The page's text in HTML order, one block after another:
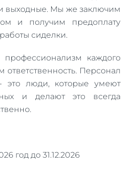
выходные. Мы же заключим
и получим предоплату
сиделки.
профессионализм каждого
Персонал
люди, которые умеют
и делают это всегда
год до 31.12.2026